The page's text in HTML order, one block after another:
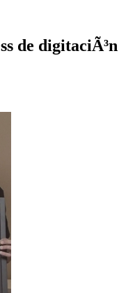
de digitaciÃ³n